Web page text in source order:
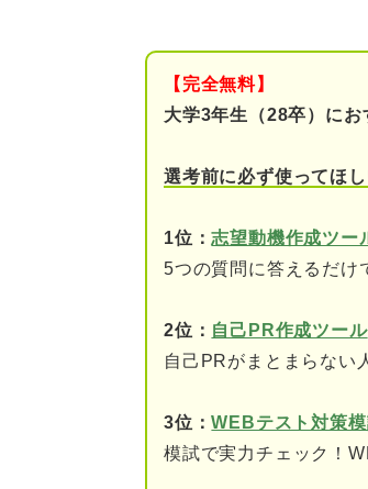
その企
無料でできる
提出ま
第三者の視点
【完全無料】
大学3年生（28卒）にお
選考前に必ず使ってほ
1位：志望動機作成ツー
5つの質問に答えるだけ
2位： 自己PR作成ツール
自己PRがまとまらない
3位：WEBテスト対策
模試で実力チェック！